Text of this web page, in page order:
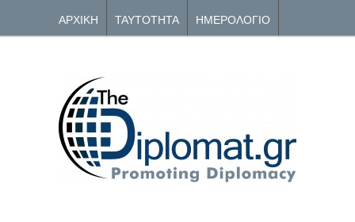
ΑΡΧΙΚΗ ΤΑΥΤΟΤΗΤΑ ΗΜΕΡΟΛΟΓΙΟ